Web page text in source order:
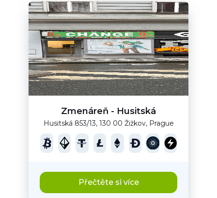
Zmenáreň - Husitská
Husitská 853/13, 130 00 Žižkov, Prague
Přečtěte si více